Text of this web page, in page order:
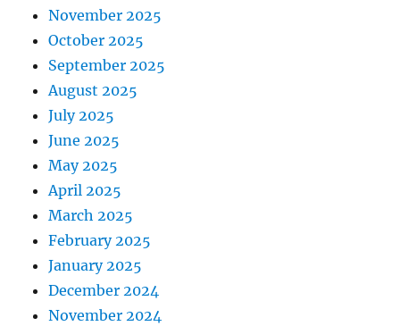
November 2025
October 2025
September 2025
August 2025
July 2025
June 2025
May 2025
April 2025
March 2025
February 2025
January 2025
December 2024
November 2024